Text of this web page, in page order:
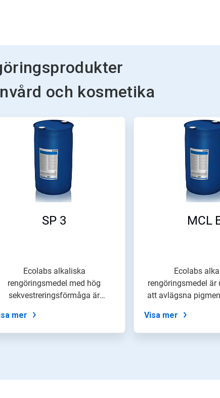
och kosmetika
SP 3
Ecolabs alkaliska
rengöringsmedel med hög
sekvestreringsförmåga är
mer
MCL
Ecolabs
rengöringsmedel
att avlägsna
Visa mer